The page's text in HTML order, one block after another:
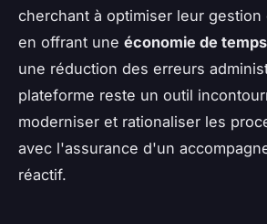
cherchant à optimiser leur
en offrant une économie de
une réduction des erreurs
plateforme reste un outil
moderniser et rationaliser les
avec l'assurance d'un
réactif.